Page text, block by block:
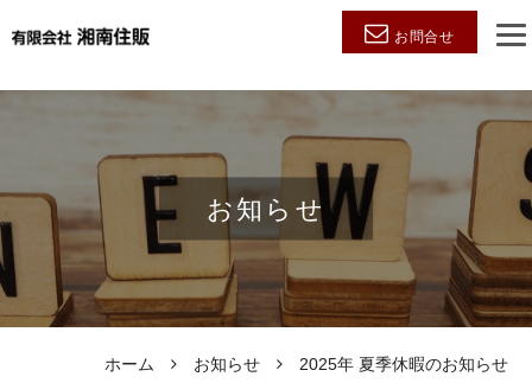
お問合せ
お知らせ
ホーム お知らせ 2025年 夏季休暇のお知らせ